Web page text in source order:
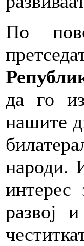
По
да го
нашите
народи.
интерес
развој